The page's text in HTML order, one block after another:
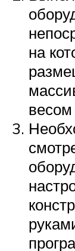
на
весом